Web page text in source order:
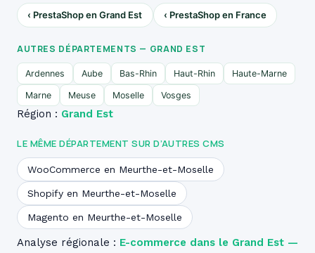
‹ PrestaShop en Grand Est ‹ PrestaShop en France
AUTRES DÉPARTEMENTS — GRAND EST
Ardennes Aube Bas-Rhin Haut-Rhin Haute-Marne
Marne Meuse Moselle Vosges
Région : Grand Est
LE MÊME DÉPARTEMENT SUR D’AUTRES CMS
WooCommerce en Meurthe-et-Moselle
Shopify en Meurthe-et-Moselle
Magento en Meurthe-et-Moselle
Analyse régionale : E-commerce dans le Grand Est —